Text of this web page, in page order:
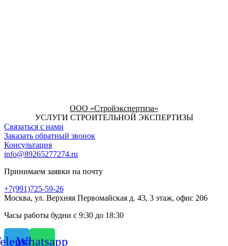
ООО «Стройэкспертиза»
УСЛУГИ СТРОИТЕЛЬНОЙ ЭКСПЕРТИЗЫ
Связаться с нами
Заказать обратный звонок
Консультация
info@89265277274.ru
Принимаем заявки на почту
+7(991)725-59-26
Москва, ул. Верхняя Первомайская д. 43, 3 этаж, офис 206
Часы работы будни с 9:30 до 18:30
Whatsapp